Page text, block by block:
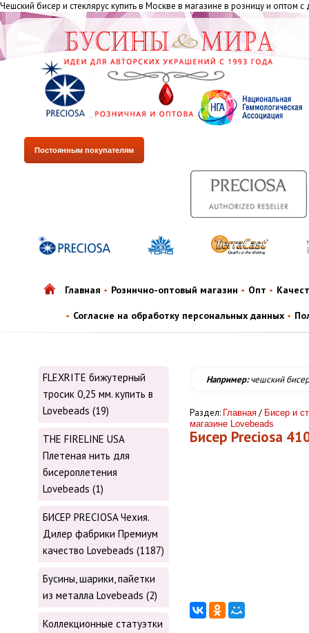
Чешский бисер и стеклярус купить в Москве в магазине в розницу и оптом с
Постоянным покупателям
Главная Рознично-оптовый магазин Опт
Согласие на обработку персональных данных
FLEXRITE бижутерный
тросик 0,25 мм. купить в
Lovebeads (19)
THE FIRELINE USA
Плетеная нить для
бисероплетения
Lovebeads (1)
БИСЕР PRECIOSA Чехия.
Дилер фабрики Премиум
качество Lovebeads (1187)
Бусины, шарики, пайетки
из металла Lovebeads (2)
Коллекционные статуэтки
Например:чешский бисер
Раздел: Главная / Бисер и
магазине Lovebeads
Бисер Preciosa